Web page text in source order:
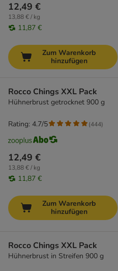
12,49 €
13,88 € / kg
11,87 €
Zum Warenkorb
hinzufügen
Rocco Chings XXL Pack
Hühnerbrust getrocknet 900 g
12,49 €
13,88 € / kg
11,87 €
Rating: 4.7/5 (444)
Zum Warenkorb
hinzufügen
Rocco Chings XXL Pack
Hühnerbrust in Streifen 900 g